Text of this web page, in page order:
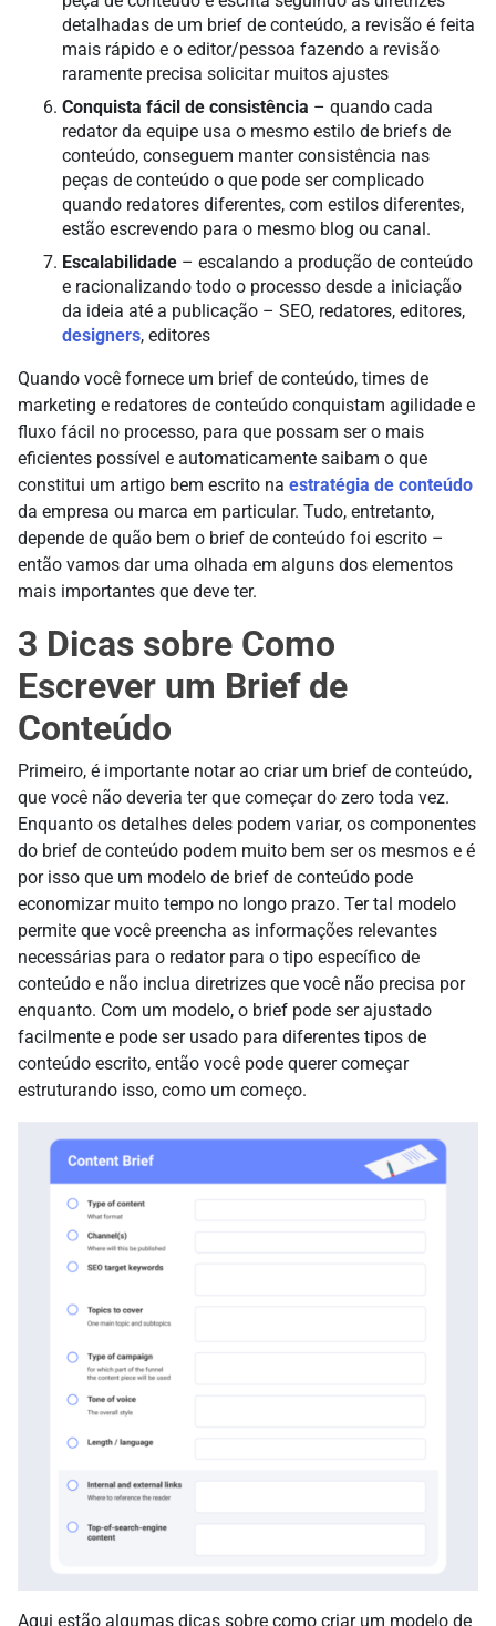
detalhadas de um brief de conteúdo, a revisão é feita
mais rápido e o editor/pessoa fazendo a revisão
raramente precisa solicitar muitos ajustes
Conquista fácil de consistência – quando cada
redator da equipe usa o mesmo estilo de briefs de
conteúdo, conseguem manter consistência nas
peças de conteúdo o que pode ser complicado
quando redatores diferentes, com estilos diferentes,
estão escrevendo para o mesmo blog ou canal.
Escalabilidade – escalando a produção de conteúdo
e racionalizando todo o processo desde a iniciação
da ideia até a publicação – SEO, redatores, editores,
designers, editores
Quando você fornece um brief de conteúdo, times de
marketing e redatores de conteúdo conquistam agilidade e
fluxo fácil no processo, para que possam ser o mais
eficientes possível e automaticamente saibam o que
constitui um artigo bem escrito na estratégia de conteúdo
da empresa ou marca em particular. Tudo, entretanto,
depende de quão bem o brief de conteúdo foi escrito –
então vamos dar uma olhada em alguns dos elementos
mais importantes que deve ter.
3 Dicas sobre Como
Escrever um Brief de
Conteúdo
Primeiro, é importante notar ao criar um brief de conteúdo,
que você não deveria ter que começar do zero toda vez.
Enquanto os detalhes deles podem variar, os componentes
do brief de conteúdo podem muito bem ser os mesmos e é
por isso que um modelo de brief de conteúdo pode
economizar muito tempo no longo prazo. Ter tal modelo
permite que você preencha as informações relevantes
necessárias para o redator para o tipo específico de
conteúdo e não inclua diretrizes que você não precisa por
enquanto. Com um modelo, o brief pode ser ajustado
facilmente e pode ser usado para diferentes tipos de
conteúdo escrito, então você pode querer começar
estruturando isso, como um começo.
Aqui estão algumas dicas sobre como criar um modelo de